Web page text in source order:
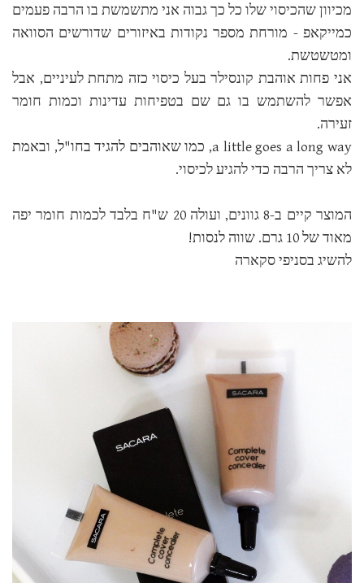
מכיוון שהכיסוי שלו כל כך גבוה אני מתשמשת בו הרבה פעמים
כמייקאפ - מורחת מספר נקודות באיזורים שדורשים הסוואה
ומטשטשת.
אני פחות אוהבת קונסילר בעל כיסוי כזה מתחת לעיניים, אבל
אפשר להשתמש בו גם שם בטפיחות עדינות וכמות חומר
זעירה.
a little goes a long way, כמו שאוהבים להגיד בחו"ל, ובאמת
לא צריך הרבה כדי להגיע לכיסוי.
המוצר קיים ב-8 גוונים, ועולה 20 ש"ח בלבד לכמות חומר יפה
מאוד של 10 גרם. שווה לנסות!
להשיג בסניפי סקארה